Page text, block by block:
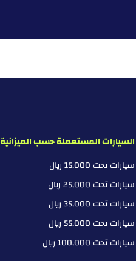
السيارات المستعملة حسب الميزانية
سيارات تحت 15,000 ريال
سيارات تحت 25,000 ريال
سيارات تحت 35,000 ريال
سيارات تحت 55,000 ريال
سيارات تحت 100,000 ريال